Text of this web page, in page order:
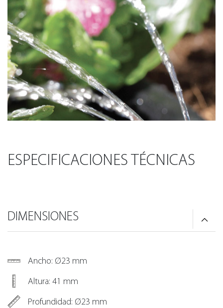
ESPECIFICACIONES TÉCNICAS
DIMENSIONES
Ancho: Ø23 mm
Altura: 41 mm
Profundidad: Ø23 mm